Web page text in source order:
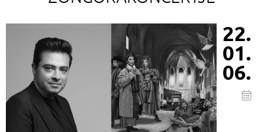
22.
01.
06.